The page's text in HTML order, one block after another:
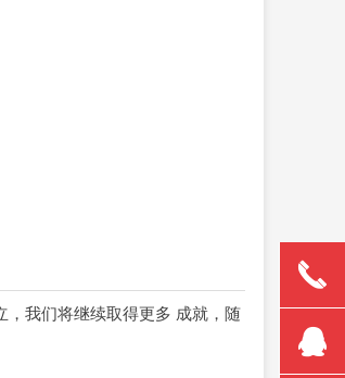
，我们将继续取得更多 成就，随
끅
뀩